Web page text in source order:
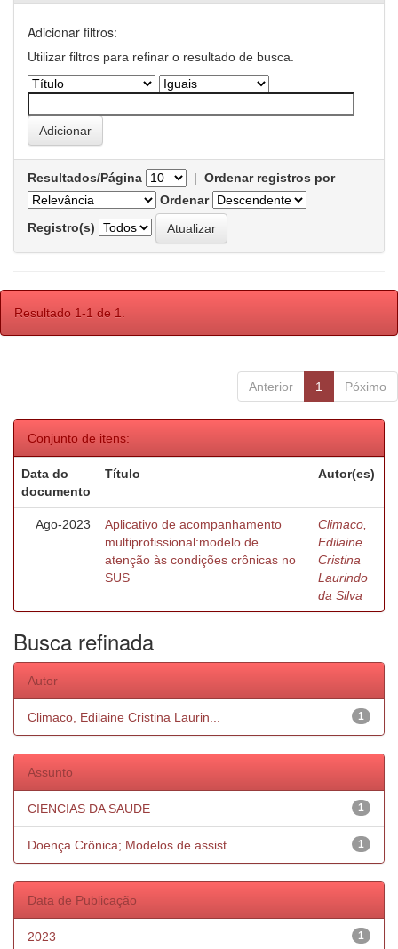
Adicionar filtros:
Utilizar filtros para refinar o resultado de busca.
Resultados/Página | Ordenar registros por
Ordenar
Registro(s)
Resultado 1-1 de 1.
Anterior 1 Póximo
Conjunto de itens:
Data do
documento
Título Autor(es)
Ago-2023
Aplicativo de acompanhamento
multiprofissional:modelo de
atenção às condições crônicas no
SUS
Climaco,
Edilaine
Cristina
Laurindo
da Silva
Busca refinada
Autor
1
Climaco, Edilaine Cristina Laurin...
Assunto
1
CIENCIAS DA SAUDE
1
Doença Crônica; Modelos de assist...
Data de Publicação
1
2023